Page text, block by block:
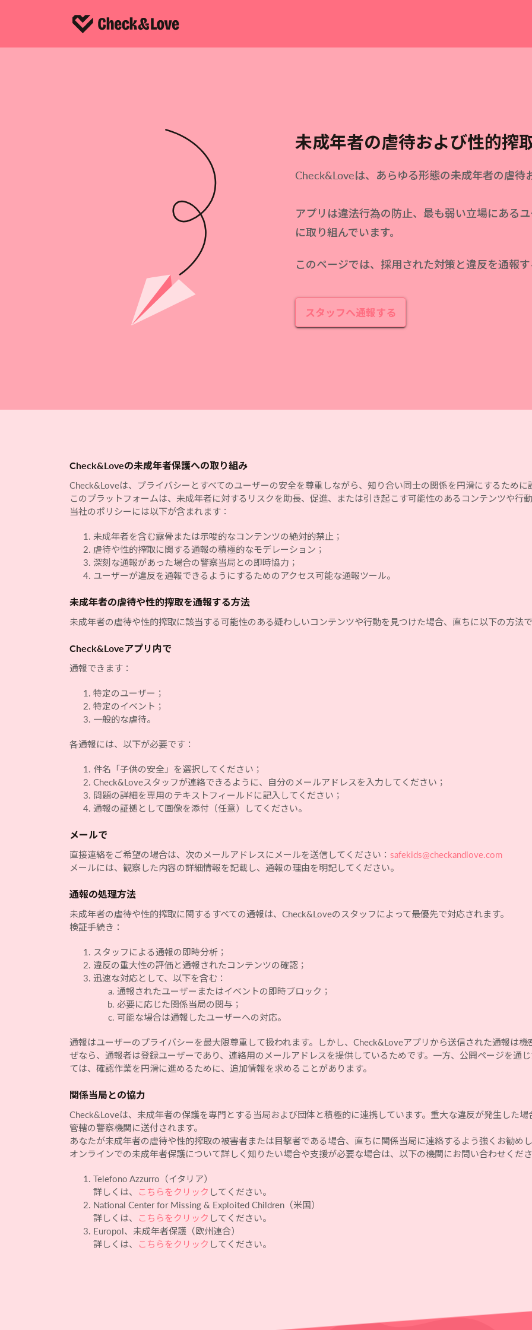
未成年者の虐待および性的搾
Check&Loveは、あらゆる形態の未成年者の虐待
アプリは違法行為の防止、最も弱い立場にある
に取り組んでいます。
このページでは、採用された対策と違反を通報
スタッフへ通報する
Check&Loveの未成年者保護への取り組み
Check&Loveは、プライバシーとすべてのユーザーの安全を尊重しながら、知り合い同士の関係を円滑にするために
このプラットフォームは、未成年者に対するリスクを助長、促進、または引き起こす可能性のあるコンテンツや行
当社のポリシーには以下が含まれます：
未成年者を含む露骨または示唆的なコンテンツの絶対的禁止；
虐待や性的搾取に関する通報の積極的なモデレーション；
深刻な通報があった場合の警察当局との即時協力；
ユーザーが違反を通報できるようにするためのアクセス可能な通報ツール。
未成年者の虐待や性的搾取を通報する方法
未成年者の虐待や性的搾取に該当する可能性のある疑わしいコンテンツや行動を見つけた場合、直ちに以下の方法
Check&Loveアプリ内で
通報できます：
特定のユーザー；
特定のイベント；
一般的な虐待。
各通報には、以下が必要です：
件名「子供の安全」を選択してください；
Check&Loveスタッフが連絡できるように、自分のメールアドレスを入力してください；
問題の詳細を専用のテキストフィールドに記入してください；
通報の証拠として画像を添付（任意）してください。
メールで
直接連絡をご希望の場合は、次のメールアドレスにメールを送信してください： safekids@checkandlove.com
メールには、観察した内容の詳細情報を記載し、通報の理由を明記してください。
通報の処理方法
未成年者の虐待や性的搾取に関するすべての通報は、Check&Loveのスタッフによって最優先で対応されます。
検証手続き：
スタッフによる通報の即時分析；
違反の重大性の評価と通報されたコンテンツの確認；
迅速な対応として、以下を含む：
通報されたユーザーまたはイベントの即時ブロック；
必要に応じた関係当局の関与；
可能な場合は通報したユーザーへの対応。
通報はユーザーのプライバシーを最大限尊重して扱われます。しかし、Check&Loveアプリから送信された通報は
ぜなら、通報者は登録ユーザーであり、連絡用のメールアドレスを提供しているためです。一方、公開ページを通
ては、確認作業を円滑に進めるために、追加情報を求めることがあります。
関係当局との協力
Check&Loveは、未成年者の保護を専門とする当局および団体と積極的に連携しています。重大な違反が発生した場
管轄の警察機関に送付されます。
あなたが未成年者の虐待や性的搾取の被害者または目撃者である場合、直ちに関係当局に連絡するよう強くお勧めし
オンラインでの未成年者保護について詳しく知りたい場合や支援が必要な場合は、以下の機関にお問い合わせくださ
Telefono Azzurro（イタリア）
詳しくは、
こちらをクリック してください。
National Center for Missing & Exploited Children（米国）
詳しくは、
こちらをクリック してください。
Europol、未成年者保護（欧州連合）
詳しくは、
こちらをクリック してください。